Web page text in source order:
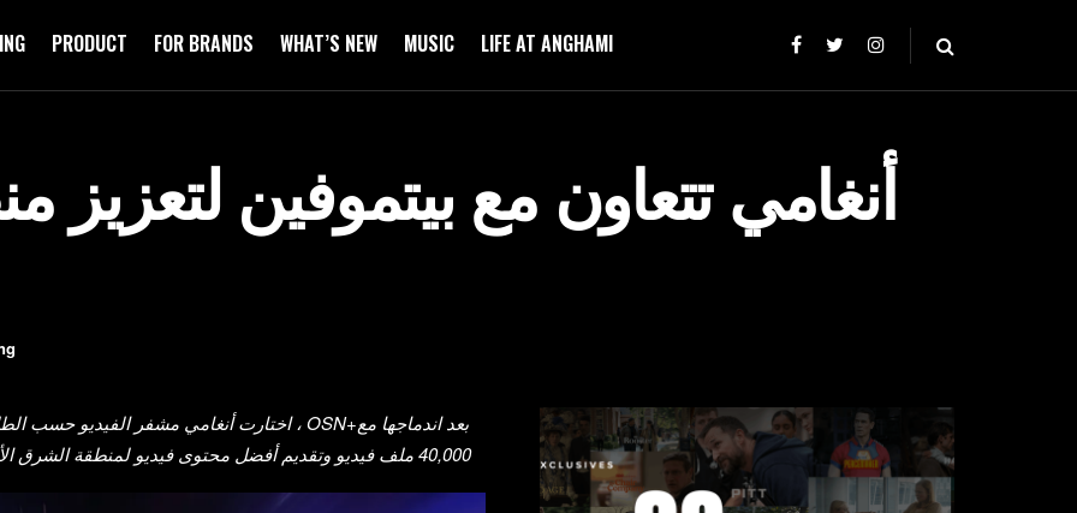
PRODUCT FOR BRANDS WHAT’S NEW MUSIC LIFE AT ANGHAMI
أنغامي تتعاون مع بيتموفين
40,000 ملف فيديو وتقديم أفضل محتوى فيديو لمنطقة الشرق الأوسط وشمال إفريقيا على منصة واحدة.